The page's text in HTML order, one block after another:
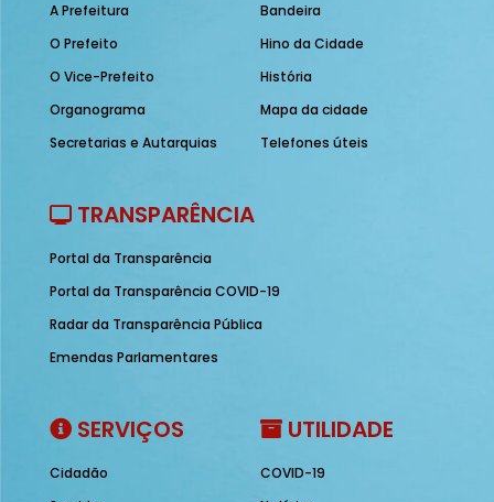
A Prefeitura
O Prefeito
O Vice-Prefeito
Organograma
Secretarias e Autarquias
Bandeira
Hino da Cidade
História
Mapa da cidade
Telefones úteis
TRANSPARÊNCIA
Portal da Transparência
Portal da Transparência COVID-19
Radar da Transparência Pública
Emendas Parlamentares
SERVIÇOS
Cidadão
UTILIDADE
COVID-19